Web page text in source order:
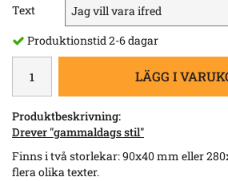
Text
Produktionstid 2-6 dagar
LÄGG I
Produktbeskrivning:
Drever "gammaldags stil"
Finns i två storlekar: 90x40 mm eller
flera olika texter.